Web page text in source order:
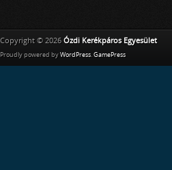
Copyright © 2026 Ózdi Kerékpáros Egyesület
Proudly powered by WordPress. GamePress